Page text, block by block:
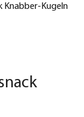
Knabber-Kugeln